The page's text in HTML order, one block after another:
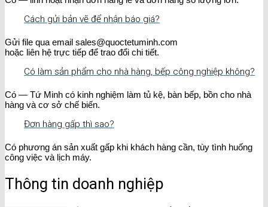
Cách gửi bản vẽ để nhận báo giá?
Gửi file qua email sales@quoctetuminh.com
hoặc liên hệ trực tiếp để trao đổi chi tiết.
Có làm sản phẩm cho nhà hàng, bếp công nghiệp không?
Có — Tứ Minh có kinh nghiệm làm tủ kệ, bàn bếp, bồn cho nhà
hàng và cơ sở chế biến.
Đơn hàng gấp thì sao?
Có phương án sản xuất gấp khi khách hàng cần, tùy tình huống
công việc và lịch máy.
Thông tin doanh nghiệp